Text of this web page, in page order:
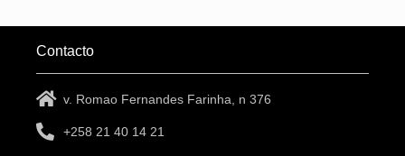
Contacto
v. Romao Fernandes Farinha, n 376
+258 21 40 14 21